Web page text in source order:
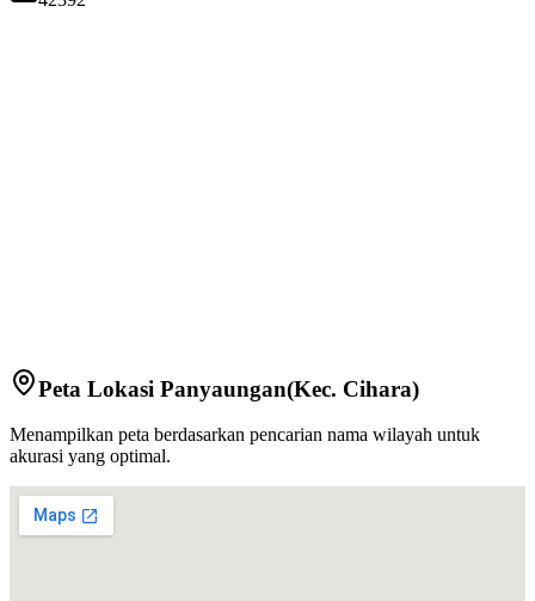
Peta Lokasi Panyaungan(Kec. Cihara)
Menampilkan peta berdasarkan pencarian nama wilayah untuk
akurasi yang optimal.